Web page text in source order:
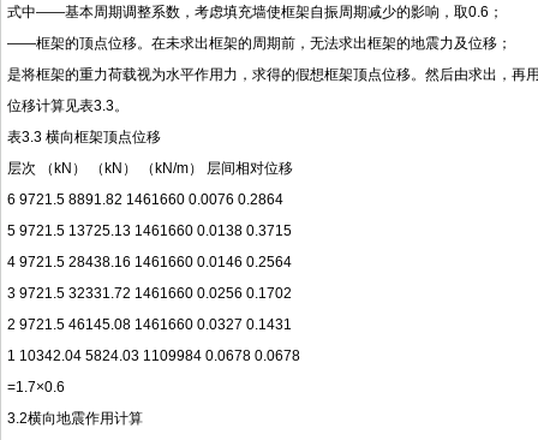
式中——基本周期调整系数，考虑填充墙使框架自振周期减少的影响，取0.6；
——框架的顶点位移。在未求出框架的周期前，无法求出框架的地震力及位移；
是将框架的重力荷载视为水平作用力，求得的假想框架顶点位移。然后由求出，
位移计算见表3.3。
表3.3 横向框架顶点位移
层次 （kN） （kN） （kN/m） 层间相对位移
6 9721.5 8891.82 1461660 0.0076 0.2864
5 9721.5 13725.13 1461660 0.0138 0.3715
4 9721.5 28438.16 1461660 0.0146 0.2564
3 9721.5 32331.72 1461660 0.0256 0.1702
2 9721.5 46145.08 1461660 0.0327 0.1431
1 10342.04 5824.03 1109984 0.0678 0.0678
=1.7×0.6
3.2横向地震作用计算